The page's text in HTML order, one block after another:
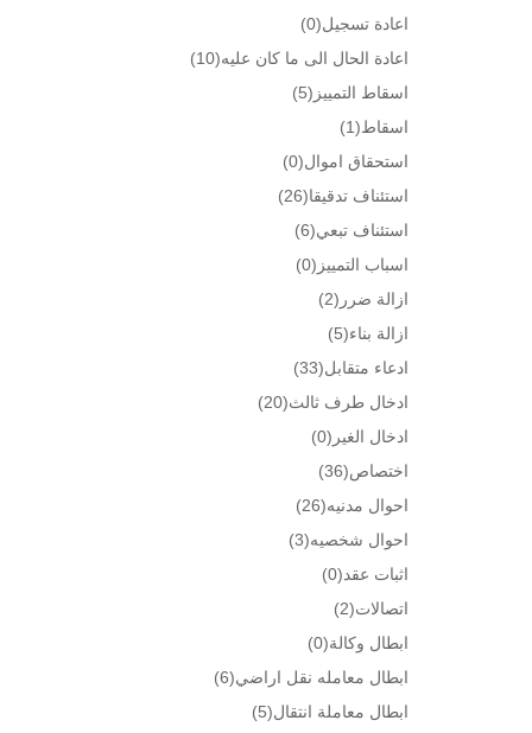
اعادة تسجيل(0)
اعادة الحال الى ما كان عليه(10)
اسقاط التمييز (5)
اسقاط(1)
استحقاق اموال(0)
استئناف تدقيقا(26)
استئناف تبعي(6)
اسباب التمييز (0)
ازالة ضرر (2)
ازالة بناء(5)
ادعاء متقابل(33)
ادخال طرف ثالث(20)
ادخال الغير (0)
اختصاص(36)
احوال مدنيه(26)
احوال شخصيه(3)
اثبات عقد(0)
اتصالات(2)
ابطال وكالة(0)
ابطال معامله نقل اراضي(6)
ابطال معاملة انتقال(5)